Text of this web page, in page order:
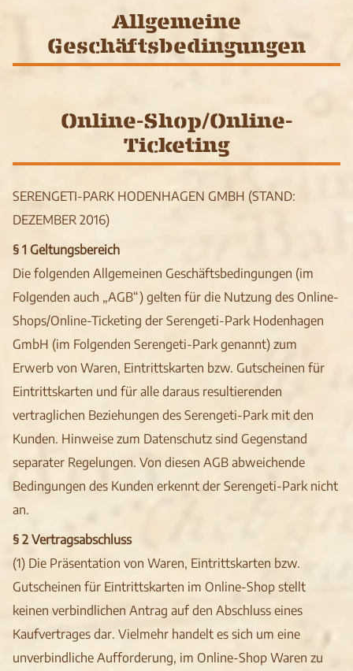
Allgemeine
Geschäftsbedingungen
Online-Shop/Online-
Ticketing
SERENGETI-PARK HODENHAGEN GMBH (STAND:
DEZEMBER 2016)
§ 1 Geltungsbereich
Die folgenden Allgemeinen Geschäftsbedingungen (im
Folgenden auch „AGB“) gelten für die Nutzung des Online-
Shops/Online-Ticketing der Serengeti-Park Hodenhagen
GmbH (im Folgenden Serengeti-Park genannt) zum
Erwerb von Waren, Eintrittskarten bzw. Gutscheinen für
Eintrittskarten und für alle daraus resultierenden
vertraglichen Beziehungen des Serengeti-Park mit den
Kunden. Hinweise zum Datenschutz sind Gegenstand
separater Regelungen. Von diesen AGB abweichende
Bedingungen des Kunden erkennt der Serengeti-Park nicht
an.
§ 2 Vertragsabschluss
(1) Die Präsentation von Waren, Eintrittskarten bzw.
Gutscheinen für Eintrittskarten im Online-Shop stellt
keinen verbindlichen Antrag auf den Abschluss eines
Kaufvertrages dar. Vielmehr handelt es sich um eine
unverbindliche Aufforderung, im Online-Shop Waren zu